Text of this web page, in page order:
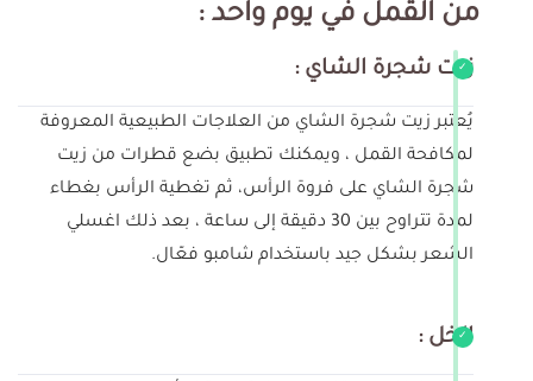
من القمل في يوم واحد :
زيت شجرة الشاي :
يُعتبر زيت شجرة الشاي من العلاجات الطبيعية المعروفة
لمكافحة القمل ، ويمكنك تطبيق بضع قطرات من زيت
شجرة الشاي على فروة الرأس، ثم تغطية الرأس بغطاء
لمدة تتراوح بين 30 دقيقة إلى ساعة ، بعد ذلك اغسلي
الشعر بشكل جيد باستخدام شامبو فعّال.
الخل :